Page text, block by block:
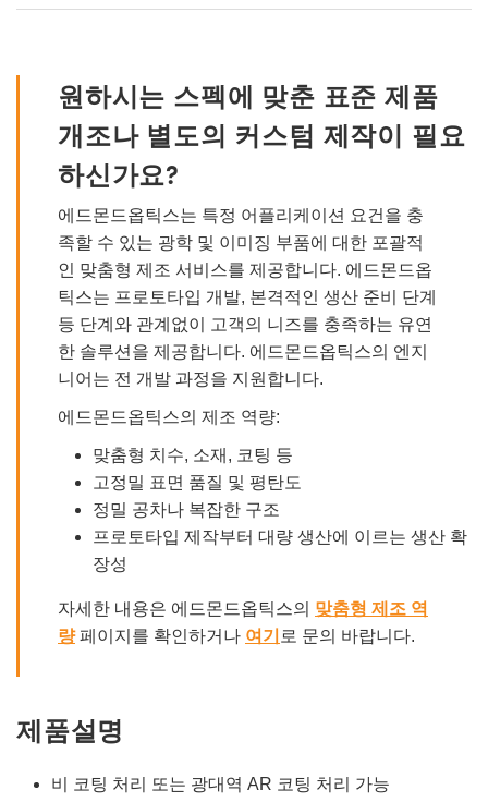
원하시는 스펙에 맞춘 표준 제품
개조나 별도의 커스텀 제작이 필요
하신가요?
에드몬드옵틱스는 특정 어플리케이션 요건을 충
족할 수 있는 광학 및 이미징 부품에 대한 포괄적
인 맞춤형 제조 서비스를 제공합니다. 에드몬드옵
틱스는 프로토타입 개발, 본격적인 생산 준비 단계
등 단계와 관계없이 고객의 니즈를 충족하는 유연
한 솔루션을 제공합니다. 에드몬드옵틱스의 엔지
니어는 전 개발 과정을 지원합니다.
에드몬드옵틱스의 제조 역량:
맞춤형 치수, 소재, 코팅 등
고정밀 표면 품질 및 평탄도
정밀 공차나 복잡한 구조
프로토타입 제작부터 대량 생산에 이르는 생산 확
장성
자세한 내용은 에드몬드옵틱스의 맞춤형 제조 역
량페이지를 확인하거나 여기 로 문의 바랍니다.
제품설명
비 코팅 처리 또는 광대역 AR 코팅 처리 가능